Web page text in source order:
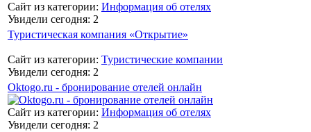
Сайт из категории: Информация об отелях
Увидели сегодня: 2
Туристическая компания «Открытие»
Сайт из категории: Туристические компании
Увидели сегодня: 2
Oktogo.ru - бронирование отелей онлайн
Сайт из категории: Информация об отелях
Увидели сегодня: 2